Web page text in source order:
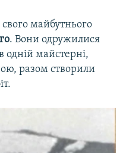
свого майбутнього
. Вони одружилися
майстерні,
разом створили